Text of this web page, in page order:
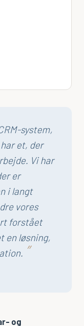
system,
et, der
Vi har
er
i langt
vores
forstået
en løsning,
og